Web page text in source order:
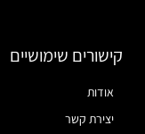
קישורים שימושיים
אודות
יצירת קשר